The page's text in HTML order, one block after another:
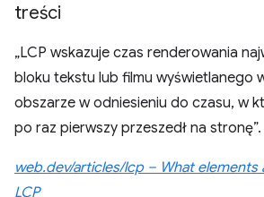
treści
„LCP wskazuje czas renderowania
bloku tekstu lub filmu wyświetlanego
obszarze w odniesieniu do czasu, w
po raz pierwszy przeszedł na stronę”.
web.dev/articles/lcp – What
LCP